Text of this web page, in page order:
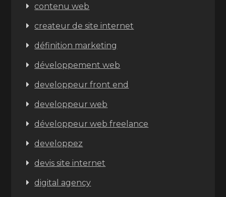
contenu web
createur de site internet
définition marketing
développement web
developpeur front end
developpeur web
développeur web freelance
developpez
devis site internet
digital agency